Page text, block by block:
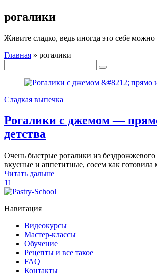
рогалики
Живите сладко, ведь иногда это себе можно
Главная » рогалики
Сладкая выпечка
Рогалики с джемом —
детства
Очень быстрые рогалики из бездрожжевого
вкусные и аппетитные, сосем как готовила
Читать дальше
11
Навигация
Видеокурсы
Мастер-классы
Обучение
Рецепты и все такое
FAQ
Контакты